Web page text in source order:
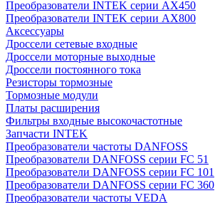
Преобразователи INTEK серии AX450
Преобразователи INTEK серии AX800
Аксессуары
Дроссели сетевые входные
Дроссели моторные выходные
Дроссели постоянного тока
Резисторы тормозные
Тормозные модули
Платы расширения
Фильтры входные высокочастотные
Запчасти INTEK
Преобразователи частоты DANFOSS
Преобразователи DANFOSS серии FC 51
Преобразователи DANFOSS серии FC 101
Преобразователи DANFOSS серии FC 360
Преобразователи частоты VEDA